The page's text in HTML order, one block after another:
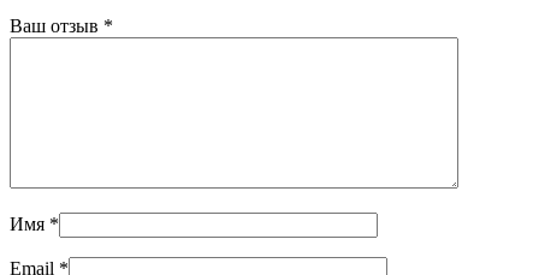
Ваш отзыв *
Имя *
Email *